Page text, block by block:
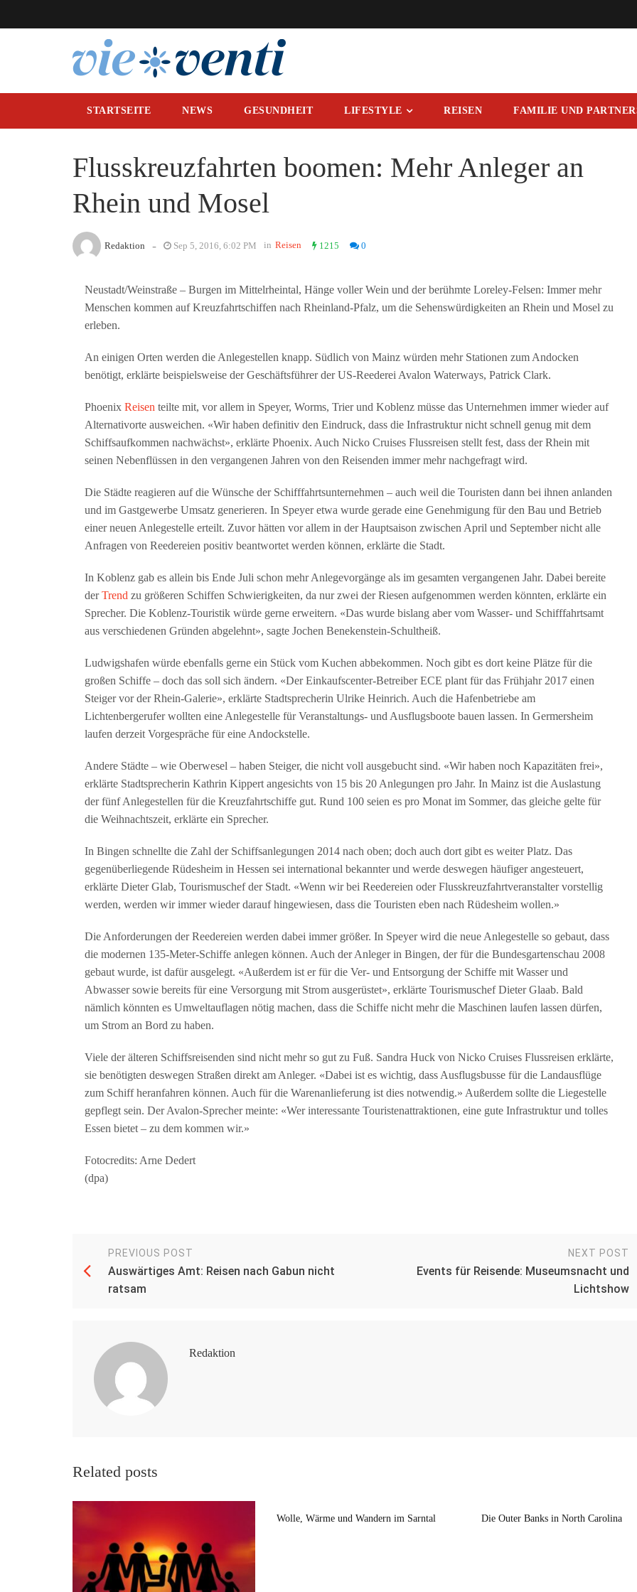
STARTSEITE NEWS GESUNDHEIT LIFESTYLE REISEN FAMILIE UND
Flusskreuzfahrten boomen: Mehr Anleger an
Rhein und Mosel
Redaktion - Sep 5, 2016, 6:02 PM in Reisen 1215 0
Neustadt/Weinstraße – Burgen im Mittelrheintal, Hänge voller Wein und der berühmte Loreley-Felsen: Immer mehr
Menschen kommen auf Kreuzfahrtschiffen nach Rheinland-Pfalz, um die Sehenswürdigkeiten an Rhein und Mosel zu
erleben.
An einigen Orten werden die Anlegestellen knapp. Südlich von Mainz würden mehr Stationen zum Andocken
benötigt, erklärte beispielsweise der Geschäftsführer der US-Reederei Avalon Waterways, Patrick Clark.
Phoenix Reisen teilte mit, vor allem in Speyer, Worms, Trier und Koblenz müsse das Unternehmen immer wieder auf
Alternativorte ausweichen. «Wir haben definitiv den Eindruck, dass die Infrastruktur nicht schnell genug mit dem
Schiffsaufkommen nachwächst», erklärte Phoenix. Auch Nicko Cruises Flussreisen stellt fest, dass der Rhein mit
seinen Nebenflüssen in den vergangenen Jahren von den Reisenden immer mehr nachgefragt wird.
Die Städte reagieren auf die Wünsche der Schifffahrtsunternehmen – auch weil die Touristen dann bei ihnen anlanden
und im Gastgewerbe Umsatz generieren. In Speyer etwa wurde gerade eine Genehmigung für den Bau und Betrieb
einer neuen Anlegestelle erteilt. Zuvor hätten vor allem in der Hauptsaison zwischen April und September nicht alle
Anfragen von Reedereien positiv beantwortet werden können, erklärte die Stadt.
In Koblenz gab es allein bis Ende Juli schon mehr Anlegevorgänge als im gesamten vergangenen Jahr. Dabei bereite
derTrend zu größeren Schiffen Schwierigkeiten, da nur zwei der Riesen aufgenommen werden könnten, erklärte ein
Sprecher. Die Koblenz-Touristik würde gerne erweitern. «Das wurde bislang aber vom Wasser- und Schifffahrtsamt
aus verschiedenen Gründen abgelehnt», sagte Jochen Benekenstein-Schultheiß.
Ludwigshafen würde ebenfalls gerne ein Stück vom Kuchen abbekommen. Noch gibt es dort keine Plätze für die
großen Schiffe – doch das soll sich ändern. «Der Einkaufscenter-Betreiber ECE plant für das Frühjahr 2017 einen
Steiger vor der Rhein-Galerie», erklärte Stadtsprecherin Ulrike Heinrich. Auch die Hafenbetriebe am
Lichtenbergerufer wollten eine Anlegestelle für Veranstaltungs- und Ausflugsboote bauen lassen. In Germersheim
laufen derzeit Vorgespräche für eine Andockstelle.
Andere Städte – wie Oberwesel – haben Steiger, die nicht voll ausgebucht sind. «Wir haben noch Kapazitäten frei»,
erklärte Stadtsprecherin Kathrin Kippert angesichts von 15 bis 20 Anlegungen pro Jahr. In Mainz ist die Auslastung
der fünf Anlegestellen für die Kreuzfahrtschiffe gut. Rund 100 seien es pro Monat im Sommer, das gleiche gelte für
die Weihnachtszeit, erklärte ein Sprecher.
In Bingen schnellte die Zahl der Schiffsanlegungen 2014 nach oben; doch auch dort gibt es weiter Platz. Das
gegenüberliegende Rüdesheim in Hessen sei international bekannter und werde deswegen häufiger angesteuert,
erklärte Dieter Glab, Tourismuschef der Stadt. «Wenn wir bei Reedereien oder Flusskreuzfahrtveranstalter vorstellig
werden, werden wir immer wieder darauf hingewiesen, dass die Touristen eben nach Rüdesheim wollen.»
Die Anforderungen der Reedereien werden dabei immer größer. In Speyer wird die neue Anlegestelle so gebaut, dass
die modernen 135-Meter-Schiffe anlegen können. Auch der Anleger in Bingen, der für die Bundesgartenschau 2008
gebaut wurde, ist dafür ausgelegt. «Außerdem ist er für die Ver- und Entsorgung der Schiffe mit Wasser und
Abwasser sowie bereits für eine Versorgung mit Strom ausgerüstet», erklärte Tourismuschef Dieter Glaab. Bald
nämlich könnten es Umweltauflagen nötig machen, dass die Schiffe nicht mehr die Maschinen laufen lassen dürfen,
um Strom an Bord zu haben.
Viele der älteren Schiffsreisenden sind nicht mehr so gut zu Fuß. Sandra Huck von Nicko Cruises Flussreisen erklärte,
sie benötigten deswegen Straßen direkt am Anleger. «Dabei ist es wichtig, dass Ausflugsbusse für die Landausflüge
zum Schiff heranfahren können. Auch für die Warenanlieferung ist dies notwendig.» Außerdem sollte die Liegestelle
gepflegt sein. Der Avalon-Sprecher meinte: «Wer interessante Touristenattraktionen, eine gute Infrastruktur und tolles
Essen bietet – zu dem kommen wir.»
Fotocredits: Arne Dedert
(dpa)
PREVIOUS POST
Auswärtiges Amt: Reisen nach Gabun nicht
ratsam
NEXT POST
Events für Reisende: Museumsnacht und
Lichtshow
Redaktion
Related posts
Wolle, Wärme und Wandern im Sarntal Die Outer Banks in North Carolina